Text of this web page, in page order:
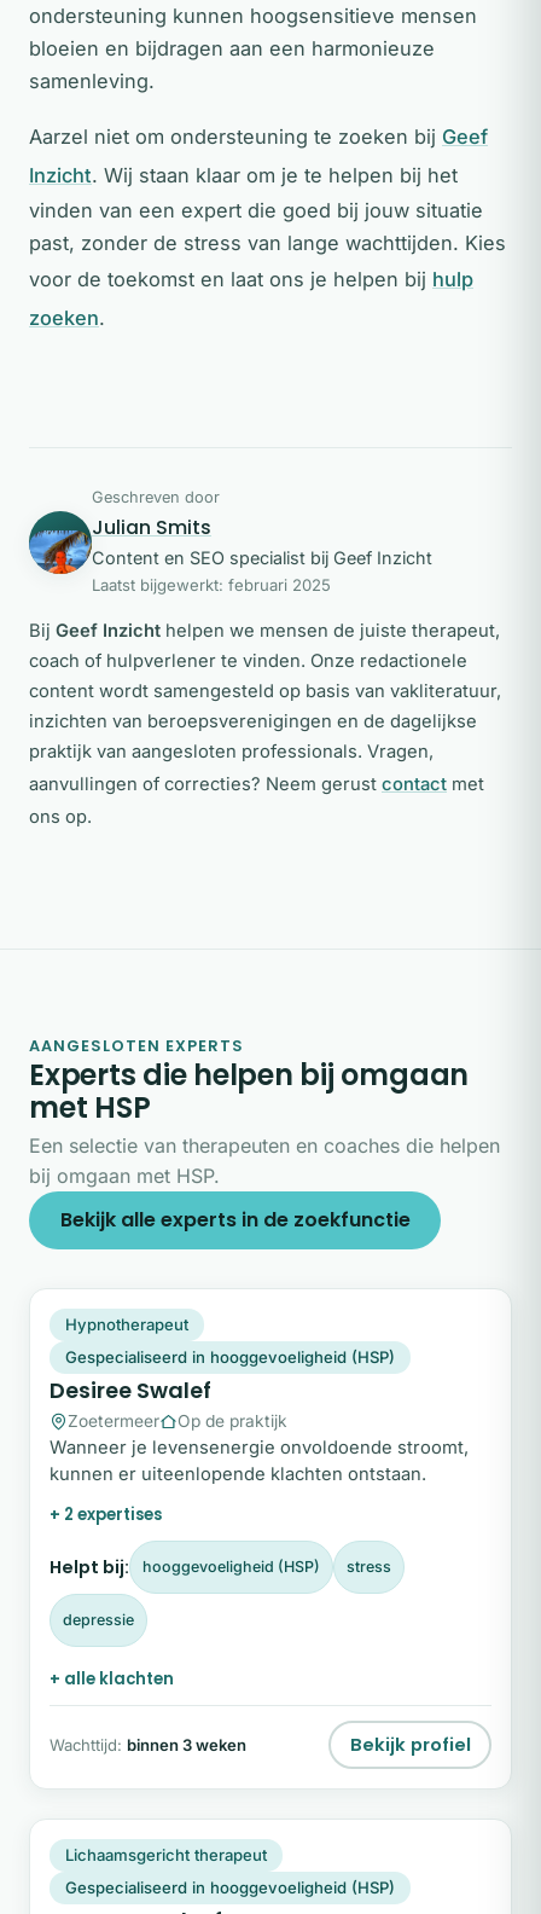
ondersteuning kunnen hoogsensitieve mensen
bloeien en bijdragen aan een harmonieuze
samenleving.
Aarzel niet om ondersteuning te zoeken bij Geef
Inzicht. Wij staan klaar om je te helpen bij het
vinden van een expert die goed bij jouw situatie
past, zonder de stress van lange wachttijden. Kies
voor de toekomst en laat ons je helpen bij hulp
zoeken.
JS
Geschreven door
Julian Smits
Content en SEO specialist bij Geef Inzicht
Laatst bijgewerkt: februari 2025
Bij Geef Inzicht helpen we mensen de juiste therapeut,
coach of hulpverlener te vinden. Onze redactionele
content wordt samengesteld op basis van vakliteratuur,
inzichten van beroepsverenigingen en de dagelijkse
praktijk van aangesloten professionals. Vragen,
aanvullingen of correcties? Neem gerust contact met
ons op.
AANGESLOTEN EXPERTS
Experts die helpen bij omgaan
met HSP
Een selectie van therapeuten en coaches die helpen
bij omgaan met HSP.
Bekijk alle experts in de zoekfunctie
Plek beschikbaar
Hypnotherapeut
Gespecialiseerd in hooggevoeligheid (HSP)
Desiree Swalef
Zoetermeer Op de praktijk
Wanneer je levensenergie onvoldoende stroomt,
kunnen er uiteenlopende klachten ontstaan.
+ 2 expertises
Helpt bij: hooggevoeligheid (HSP) stress
depressie
+ alle klachten
Wachttijd: binnen 3 weken Bekijk profiel
LV
Snel beschikbaar
Lichaamsgericht therapeut
Gespecialiseerd in hooggevoeligheid (HSP)